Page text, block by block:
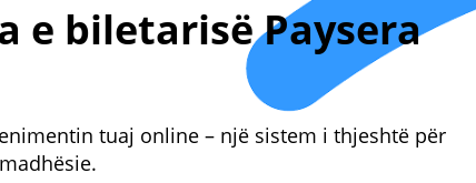
e biletarisë Paysera
tuaj online – një sistem i thjeshtë për